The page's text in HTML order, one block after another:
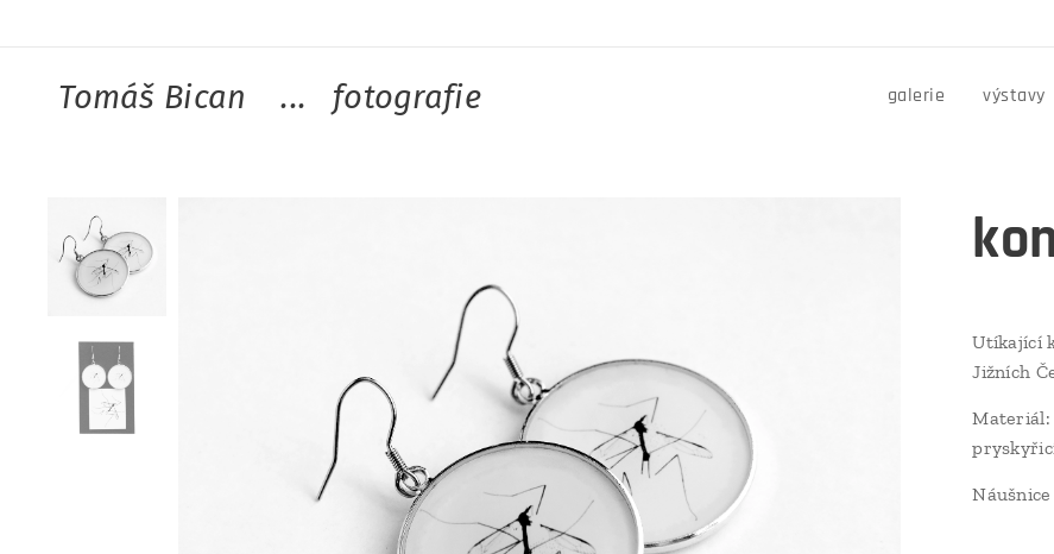
Tomáš Bican ... fotografie galerie výstavy
Utíkající
Jižních
Materiál: